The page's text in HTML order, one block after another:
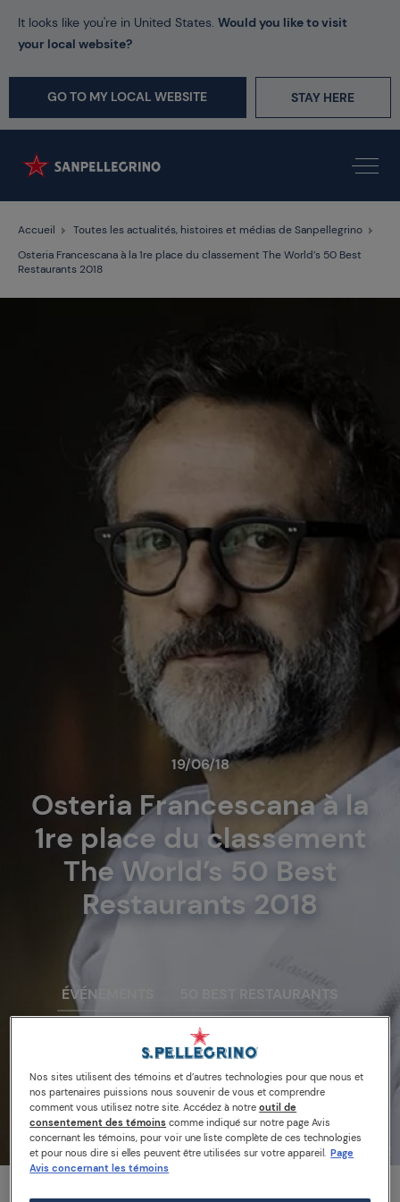
It looks like you're in United States. Would you like to visit
your local website?
GO TO MY LOCAL WEBSITE STAY HERE
Accueil
Toutes les actualités, histoires et médias de Sanpellegrino
Osteria Francescana à la 1re place du classement The World’s 50 Best
Restaurants 2018
19/06/18
ÉVÉNEMENTS 50 BEST RESTAURANTS
Osteria Francescana à la
1re place du classement
The World’s 50 Best
Restaurants 2018
Read the article
Nos sites utilisent des témoins et d’autres technologies pour que nous et
nos partenaires puissions nous souvenir de vous et comprendre
comment vous utilisez notre site. Accédez à notreoutil de
consentement des témoins comme indiqué sur notre page Avis
concernant les témoins, pour voir une liste complète de ces technologies
et pour nous dire si elles peuvent être utilisées sur votre appareil. Page
Avis concernant les témoins